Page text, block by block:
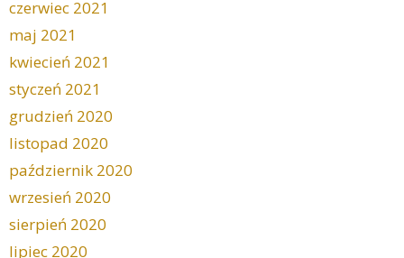
czerwiec 2021
maj 2021
kwiecień 2021
styczeń 2021
grudzień 2020
listopad 2020
październik 2020
wrzesień 2020
sierpień 2020
lipiec 2020